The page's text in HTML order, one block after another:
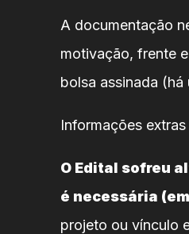
A documentação
motivação, frente
bolsa assinada
Informações
O Edital sofreu
é necessária
projeto ou vínculo